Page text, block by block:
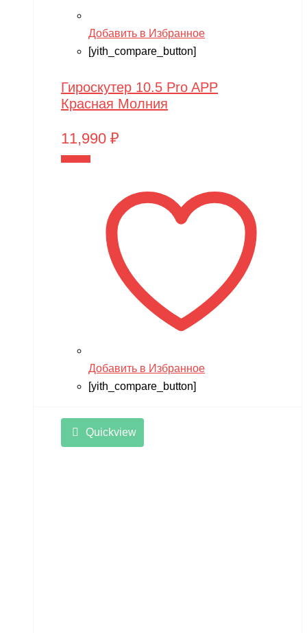
Добавить в Избранное
[yith_compare_button]
Гироскутер 10.5 Pro APP
Красная Молния
11,990 ₽
Добавить в Избранное
[yith_compare_button]
Quickview